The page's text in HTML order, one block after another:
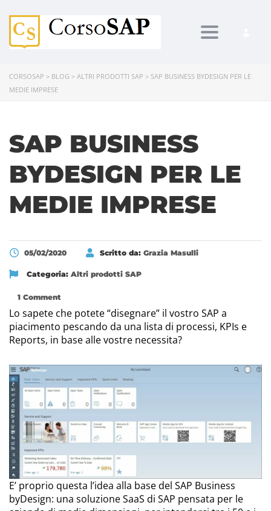
Toggle
CORSOSAP > BLOG > ALTRI PRODOTTI SAP > SAP BUSINESS BYDESIGN PER LE
MEDIE IMPRESE
SAP BUSINESS
BYDESIGN PER LE
MEDIE IMPRESE
05/02/2020 Scritto da: Grazia Masulli
Categoria: Altri prodotti SAP
1 Comment
Lo sapete che potete “disegnare” il vostro SAP a
piacimento pescando da una lista di processi, KPIs e
Reports, in base alle vostre necessita?
E’ proprio questa l’idea alla base del SAP Business
byDesign: una soluzione SaaS di SAP pensata per le